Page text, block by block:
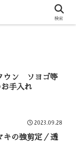
をサポート
ウン ソヨゴ等
手入れ
2023.09.28
の強剪定／透
検索